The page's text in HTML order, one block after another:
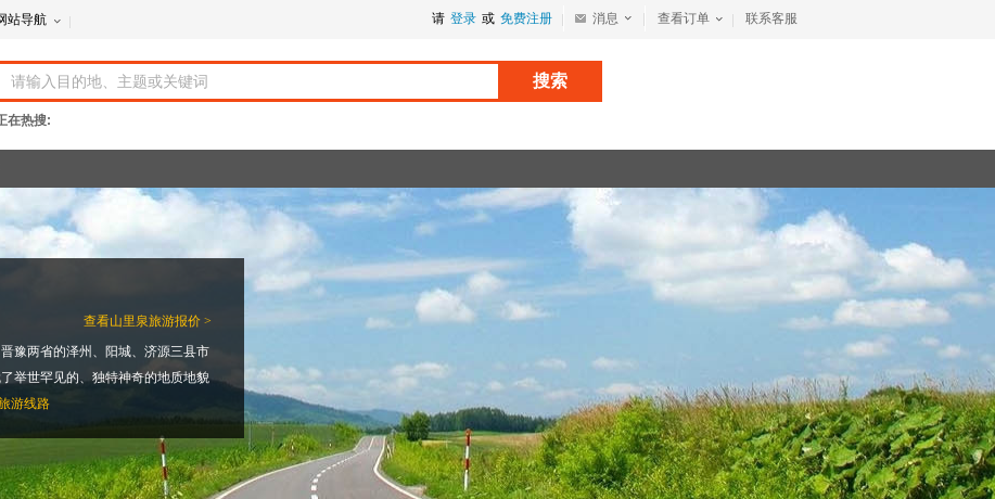
请 登录 或 免费注册 消息 查看订单 联系客服
站导航
搜索
在热搜:
查看山里泉旅游报价 >
豫两省的泽州、阳城、济源三县市
举世罕见的、独特神奇的地质地貌
游线路